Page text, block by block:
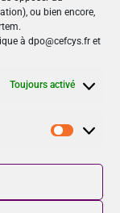
ou bien encore,
à dpo@cefcys.fr et
Toujours activé